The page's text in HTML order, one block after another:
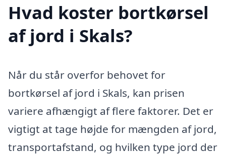
Hvad koster bortkørsel
af jord i Skals?
Når du står overfor behovet for
bortkørsel af jord i Skals, kan prisen
variere afhængigt af flere faktorer. Det er
vigtigt at tage højde for mængden af jord,
transportafstand, og hvilken type jord der